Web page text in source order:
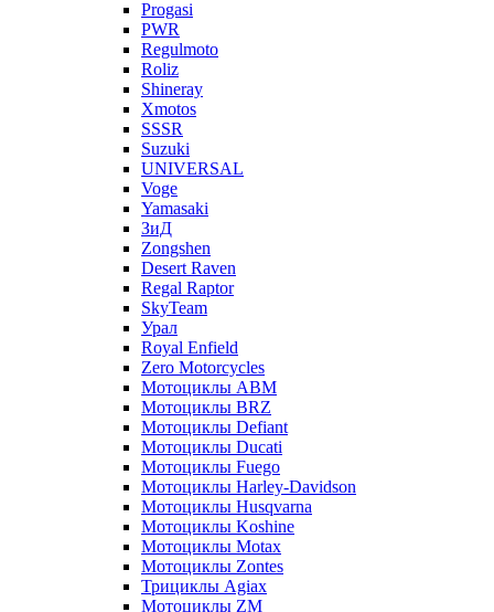
Progasi
PWR
Regulmoto
Roliz
Shineray
Xmotos
SSSR
Suzuki
UNIVERSAL
Voge
Yamasaki
ЗиД
Zongshen
Desert Raven
Regal Raptor
SkyTeam
Урал
Royal Enfield
Zero Motorcycles
Мотоциклы ABM
Мотоциклы BRZ
Мотоциклы Defiant
Мотоциклы Ducati
Мотоциклы Fuego
Мотоциклы Harley-Davidson
Мотоциклы Husqvarna
Мотоциклы Koshine
Мотоциклы Motax
Мотоциклы Zontes
Трициклы Agiax
Мотоциклы ZM